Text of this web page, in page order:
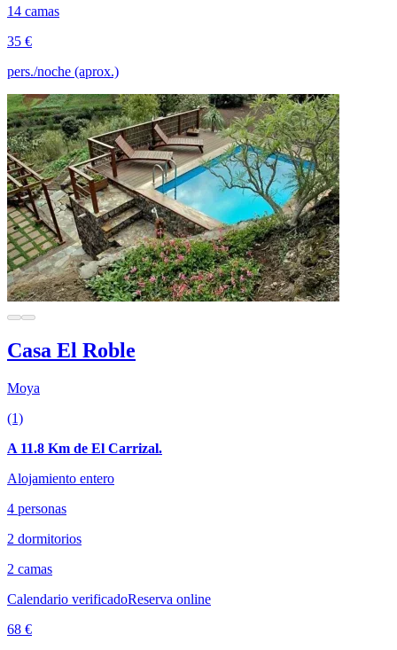
14 camas
35 €
pers./noche (aprox.)
Casa El Roble
Moya
(1)
A 11.8 Km de El Carrizal.
Alojamiento entero
4 personas
2 dormitorios
2 camas
Calendario verificadoReserva online
68 €